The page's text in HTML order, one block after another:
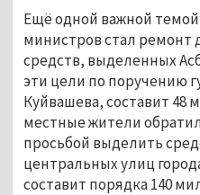
Ещё одной важной
министров стал ремонт
средств, выделенных
эти цели по поручению
Куйвашева, составит 48
местные жители
просьбой выделить
центральных улиц
составит порядка 140